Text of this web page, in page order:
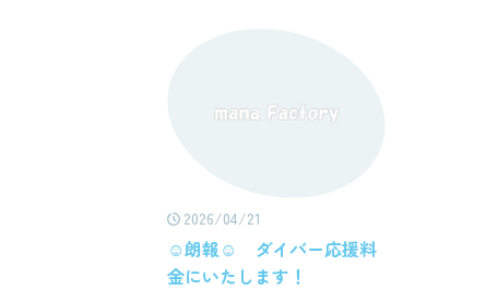
2026/04/21
☺朗報☺ ダイバー応援料
金にいたします！